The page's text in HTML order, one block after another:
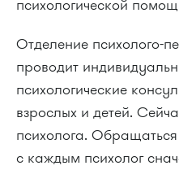
психологической
Отделение психолого-
проводит
психологические
взрослых и детей.
психолога.
с каждым психолог